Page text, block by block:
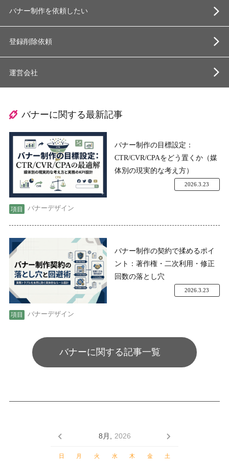
バナー制作を依頼したい
登録削除依頼
運営会社
バナーに関する最新記事
バナー制作の目標設定：
CTR/CVR/CPAをどう置くか（媒
体別の現実的な考え方）
バナーデザイン
2026.3.23
バナー制作の契約で揉めるポイ
ント：著作権・二次利用・修正
回数の落とし穴
バナーデザイン
2026.3.23
バナーに関する記事一覧
8月, 2026
日 月 火 水 木 金 土